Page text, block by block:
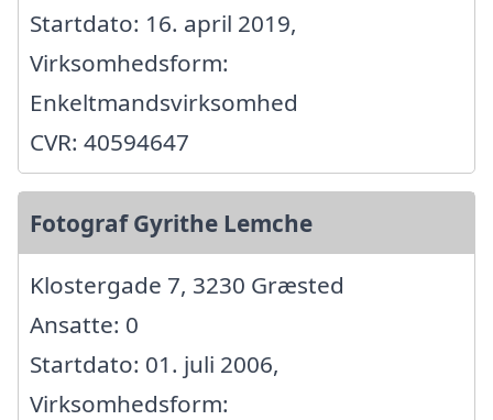
Startdato: 16. april 2019,
Virksomhedsform:
Enkeltmandsvirksomhed
CVR: 40594647
Fotograf Gyrithe Lemche
Klostergade 7, 3230 Græsted
Ansatte: 0
Startdato: 01. juli 2006,
Virksomhedsform: